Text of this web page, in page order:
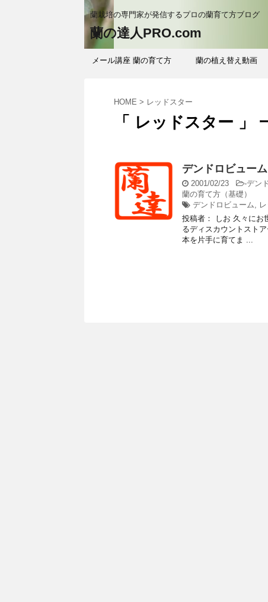
蘭栽培の専門家が発信するプロの蘭育て方ブログ
蘭の達人PRO.com
メール講座 蘭の育て方 蘭の植え替え動画
HOME > レッドスター
「 レッドスター 」
デンドロビュー
2001/02/23 -デン
蘭の育て方（基礎）
デンドロビューム,
投稿者： しお 久々にお
るディスカウントスト
本を片手に育てま ...